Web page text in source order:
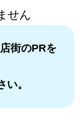
せん
街のPRを
。